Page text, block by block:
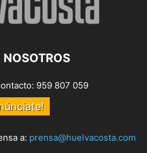
NOSOTROS
959 807 059
a: prensa@huelvacosta.com